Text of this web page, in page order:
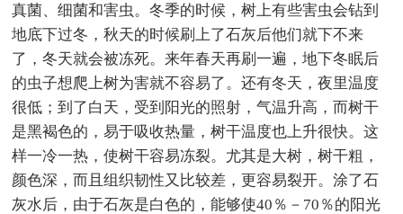
真菌、细菌和害虫。冬季的时候，树上有些害虫会钻到
地底下过冬，秋天的时候刷上了石灰后他们就下不来
了，冬天就会被冻死。来年春天再刷一遍，地下冬眠后
的虫子想爬上树为害就不容易了。还有冬天，夜里温度
很低；到了白天，受到阳光的照射，气温升高，而树干
是黑褐色的，易于吸收热量，树干温度也上升很快。这
样一冷一热，使树干容易冻裂。尤其是大树，树干粗，
颜色深，而且组织韧性又比较差，更容易裂开。涂了石
灰水后，由于石灰是白色的，能够使40％－70％的阳光